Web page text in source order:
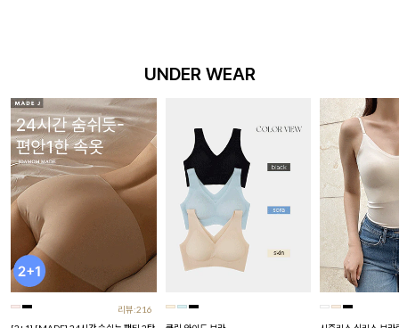
UNDER WEAR
리뷰:216